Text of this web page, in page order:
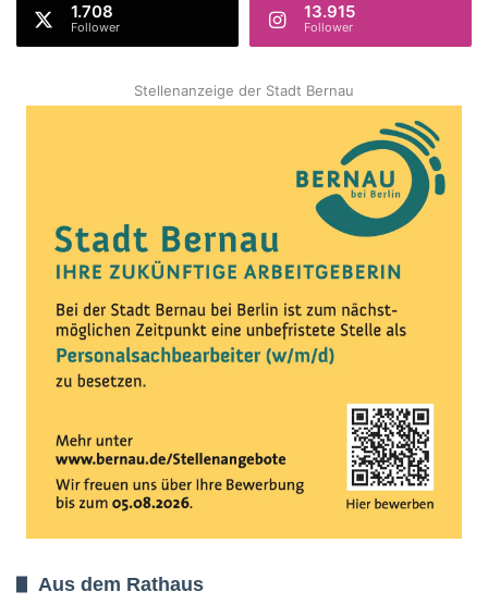
1.708
Follower
13.915
Follower
Stellenanzeige der Stadt Bernau
Aus dem Rathaus